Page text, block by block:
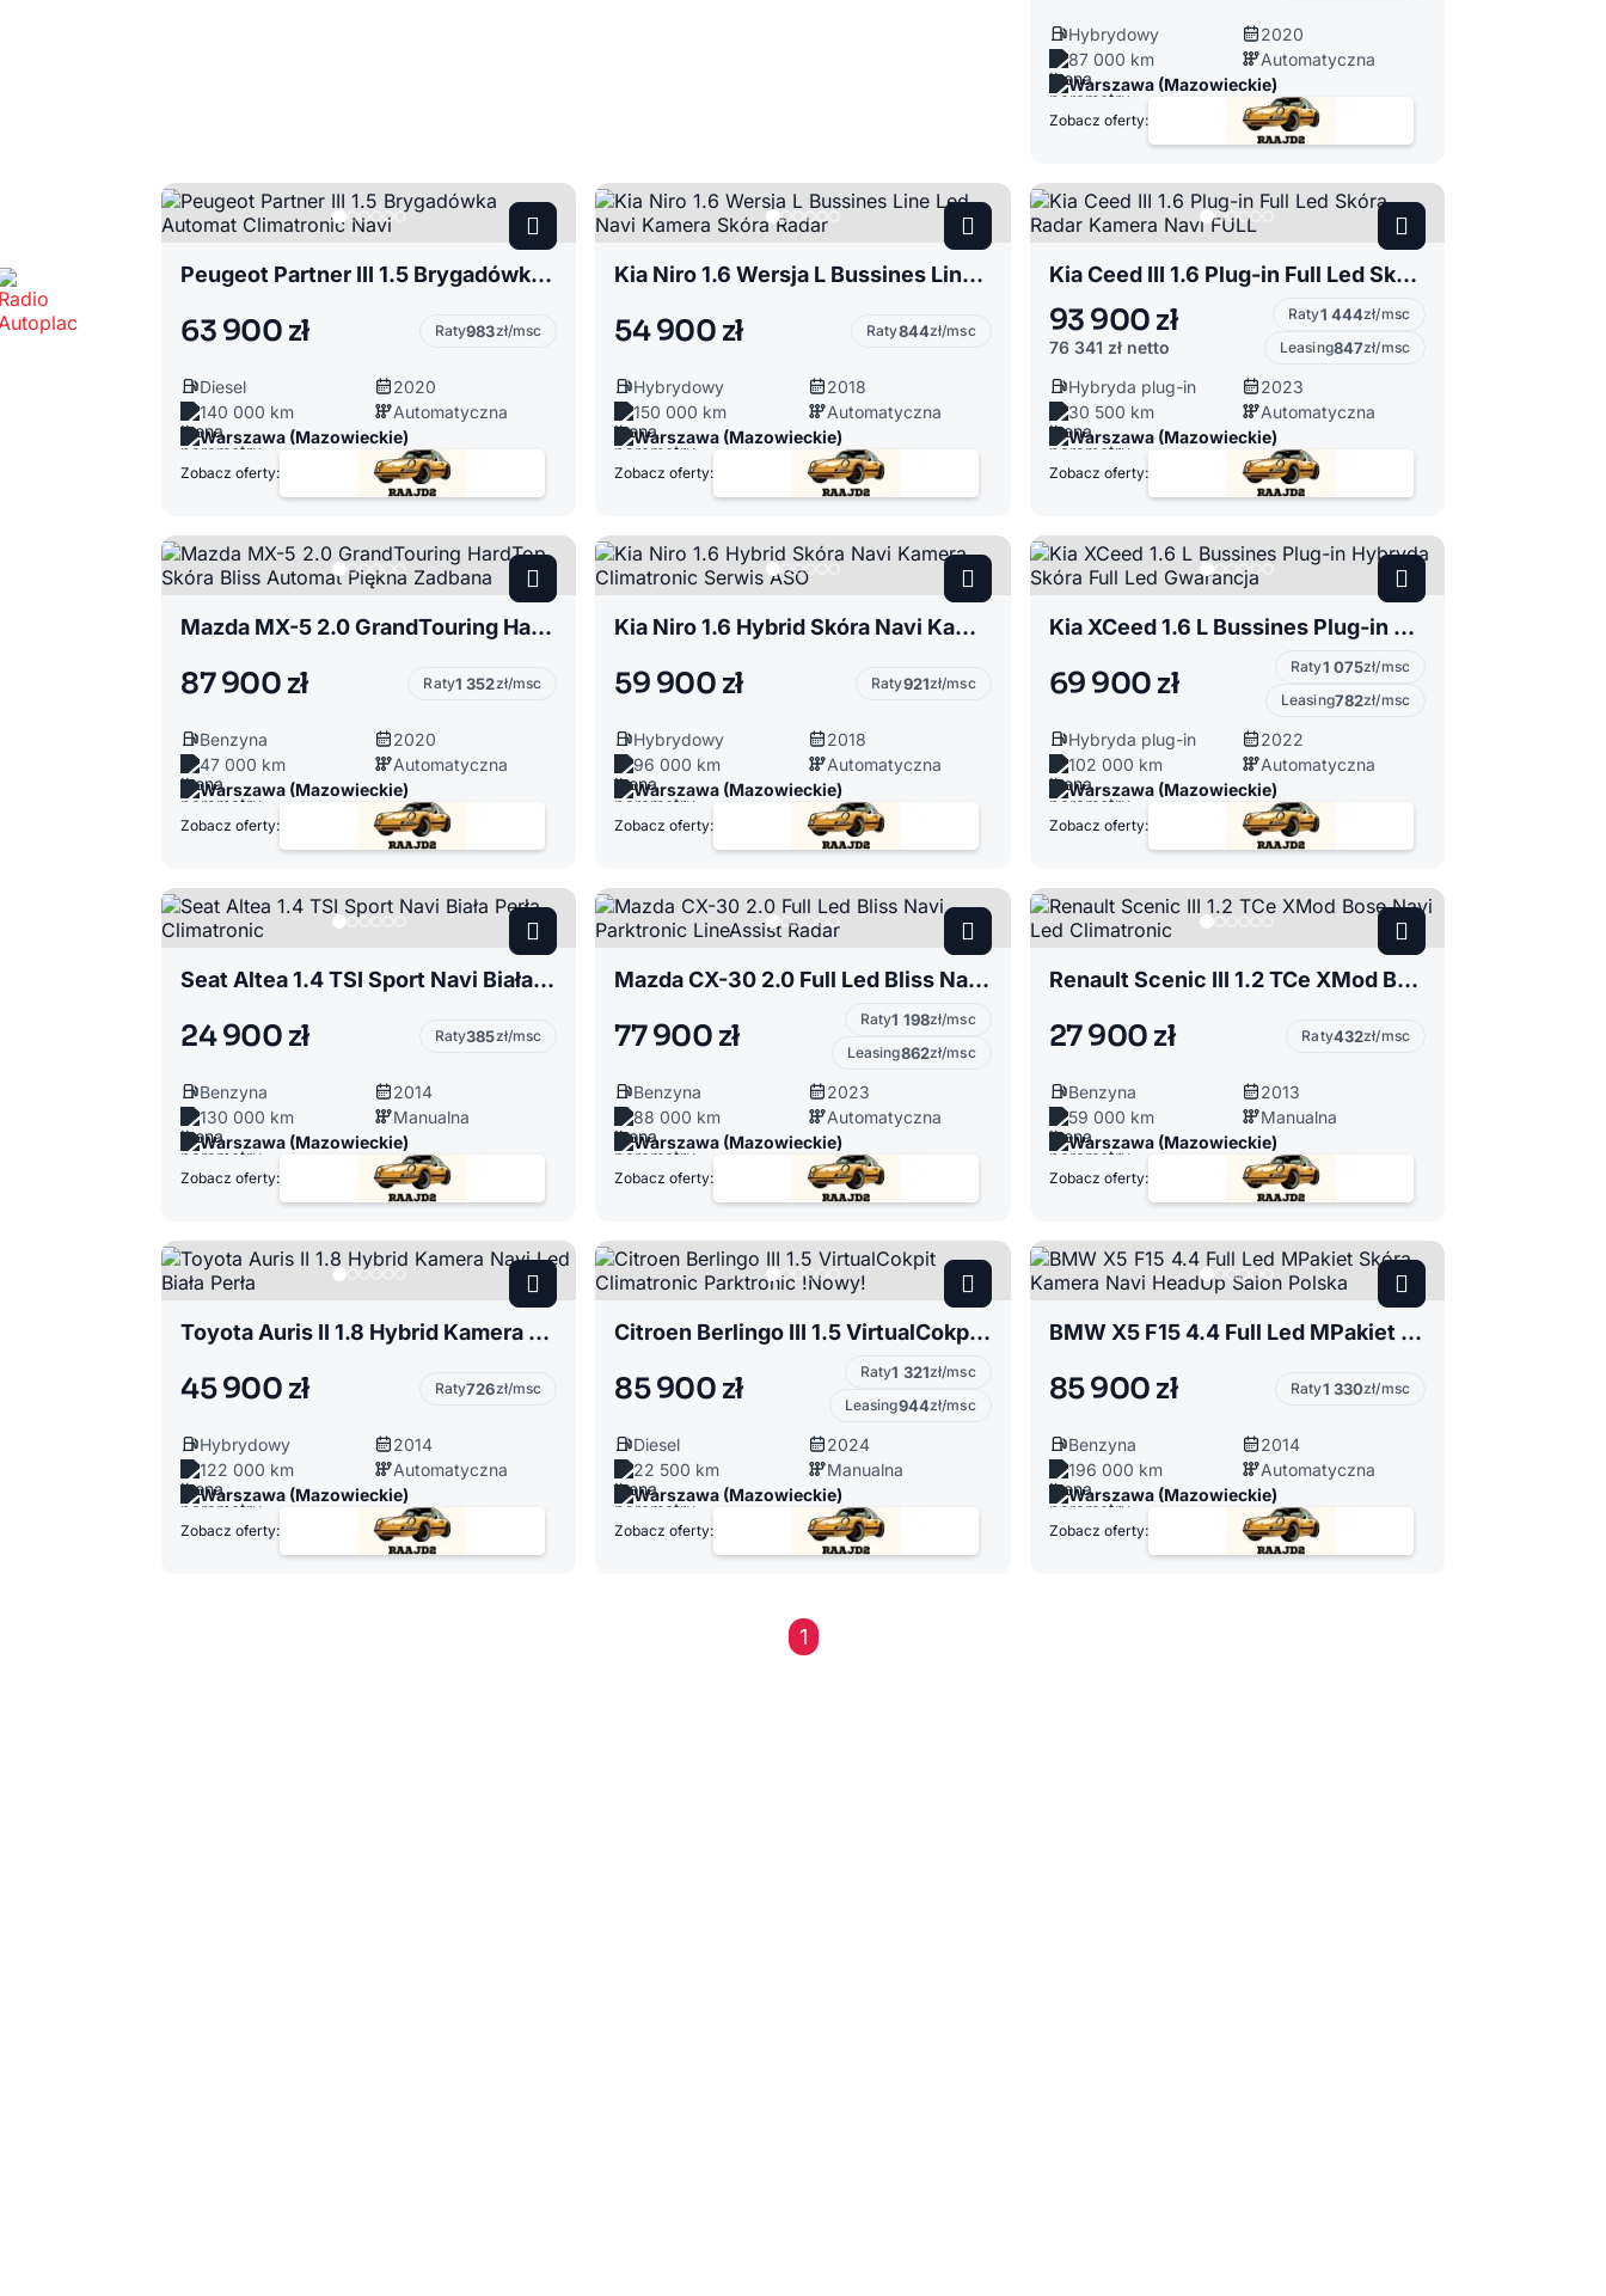
Hybrydowy
2020
87 000 km
Automatyczna
Warszawa (Mazowieckie)
Zobacz oferty:
Peugeot Partner III 1.5 Brygadówka Automat Climatronic Navi
63 900 zł Raty983zł/msc
Diesel
2020
140 000 km
Automatyczna
Warszawa (Mazowieckie)
Zobacz oferty:
Kia Niro 1.6 Wersja L Bussines Line Led Navi Kamera Skóra Radar
54 900 zł Raty844zł/msc
Hybrydowy
2018
150 000 km
Automatyczna
Warszawa (Mazowieckie)
Zobacz oferty:
Kia Ceed III 1.6 Plug-in Full Led Skóra Radar Kamera Navi FULL
93 900 zł
76 341 zł netto
Raty1 444zł/msc
Leasing847zł/msc
Hybryda plug-in
2023
30 500 km
Automatyczna
Warszawa (Mazowieckie)
Zobacz oferty:
Mazda MX-5 2.0 GrandTouring HardTop Skóra Bliss Automat Piękna Zadbana
87 900 zł Raty1 352zł/msc
Benzyna
2020
47 000 km
Automatyczna
Warszawa (Mazowieckie)
Zobacz oferty:
Kia Niro 1.6 Hybrid Skóra Navi Kamera Climatronic Serwis ASO
59 900 zł Raty921zł/msc
Hybrydowy
2018
96 000 km
Automatyczna
Warszawa (Mazowieckie)
Zobacz oferty:
Kia XCeed 1.6 L Bussines Plug-in Hybryda Skóra Full Led Gwarancja
69 900 zł Raty1 075zł/msc
Leasing782zł/msc
Hybryda plug-in
2022
102 000 km
Automatyczna
Warszawa (Mazowieckie)
Zobacz oferty:
Seat Altea 1.4 TSI Sport Navi Biała Perła Climatronic
24 900 zł Raty385zł/msc
Benzyna
2014
130 000 km
Manualna
Warszawa (Mazowieckie)
Zobacz oferty:
Mazda CX-30 2.0 Full Led Bliss Navi Parktronic LineAssist Radar
77 900 zł Raty1 198zł/msc
Leasing862zł/msc
Benzyna
2023
88 000 km
Automatyczna
Warszawa (Mazowieckie)
Zobacz oferty:
Renault Scenic III 1.2 TCe XMod Bose Navi Led Climatronic
27 900 zł Raty432zł/msc
Benzyna
2013
59 000 km
Manualna
Warszawa (Mazowieckie)
Zobacz oferty:
Toyota Auris II 1.8 Hybrid Kamera Navi Led Biała Perła
45 900 zł Raty726zł/msc
Hybrydowy
2014
122 000 km
Automatyczna
Warszawa (Mazowieckie)
Zobacz oferty:
Citroen Berlingo III 1.5 VirtualCokpit Climatronic Parktronic !Nowy!
85 900 zł Raty1 321zł/msc
Leasing944zł/msc
Diesel
2024
22 500 km
Manualna
Warszawa (Mazowieckie)
Zobacz oferty:
BMW X5 F15 4.4 Full Led MPakiet Skóra Kamera Navi HeadUp Salon Polska
85 900 zł Raty1 330zł/msc
Benzyna
2014
196 000 km
Automatyczna
Warszawa (Mazowieckie)
Zobacz oferty:
1